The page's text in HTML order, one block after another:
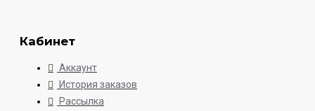
Кабинет
Аккаунт
История заказов
Рассылка